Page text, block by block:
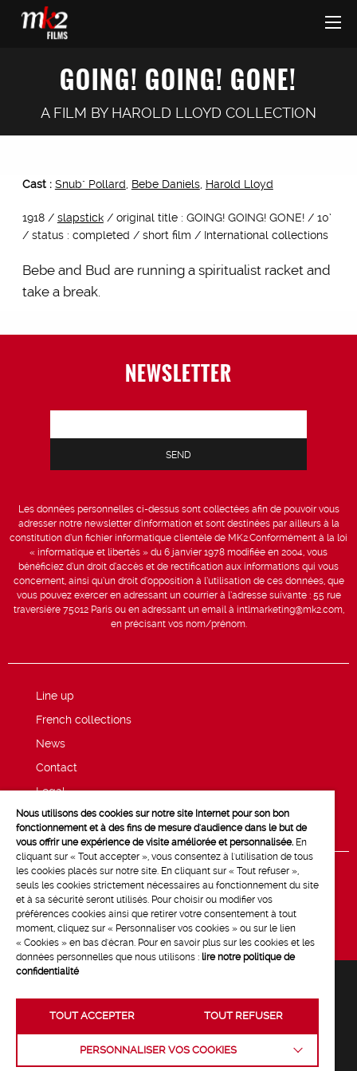
GOING! GOING! GONE!
A FILM BY HAROLD LLOYD COLLECTION
Cast : Snub" Pollard Bebe Daniels, Harold Lloyd
1918 / slapstick/ original title : GOING! GOING! GONE! / 10’
/ status : completed / short film / International collections
Bebe and Bud are running a spiritualist racket and
take a break.
NEWSLETTER
Les données personnelles ci-dessus sont collectées afin de pouvoir vous
adresser notre newsletter d’information et sont destinées par ailleurs à la
constitution d’un fichier informatique clientèle de MK2.Conformément à la loi
« informatique et libertés » du 6 janvier 1978 modifiée en 2004, vous
bénéficiez d’un droit d’accès et de rectification aux informations qui vous
concernent, ainsi qu’un droit d’opposition à l’utilisation de ces données, que
vous pouvez exercer en adressant un courrier à l’adresse suivante : 55 rue
traversière 75012 Paris ou en adressant un email à intlmarketing@mk2.com,
en précisant vos nom/prénom.
Line up
French collections
News
Contact
Legal
Privacy and cookie policy
Crédits :La Jungle
Nous utilisons des cookies sur notre site Internet pour son bon
fonctionnement et à des fins de mesure d'audience dans le but de
vous offrir une expérience de visite améliorée et personnalisée. En
cliquant sur « Tout accepter », vous consentez à l'utilisation de tous
les cookies placés sur notre site. En cliquant sur « Tout refuser »,
seuls les cookies strictement nécessaires au fonctionnement du site
et à sa sécurité seront utilisés. Pour choisir ou modifier vos
préférences cookies ainsi que retirer votre consentement à tout
moment, cliquez sur « Personnaliser vos cookies » ou sur le lien
« Cookies » en bas d'écran. Pour en savoir plus sur les cookies et les
données personnelles que nous utilisons : lire notre politique de
confidentialité
TOUT ACCEPTER TOUT REFUSER
PERSONNALISER VOS COOKIES